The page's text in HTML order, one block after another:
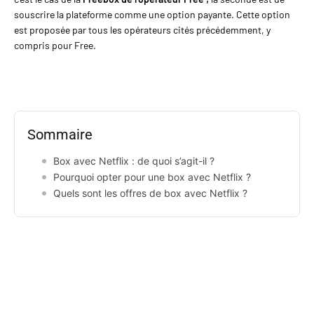
Sommaire
Box avec Netflix : de quoi s’agit-il ?
Pourquoi opter pour une box avec Netflix ?
Quels sont les offres de box avec Netflix ?
souscrire la plateforme comme une option payante. Cette option
est proposée par tous les opérateurs cités précédemment, y
compris pour Free.